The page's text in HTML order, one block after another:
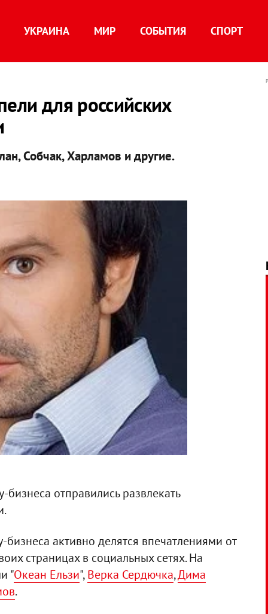
УКРАИНА МИР СОБЫТИЯ СПОРТ
для российских
Собчак, Харламов и другие.
отправились развлекать
активно делятся впечатлениями от
страницах в социальных сетях. На
"Океан Ельзи",Верка Сердючка,Дима
.